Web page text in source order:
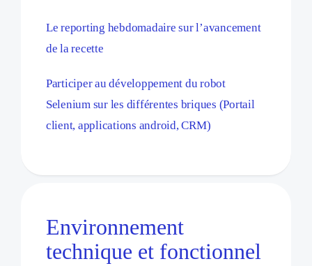
Le reporting hebdomadaire sur l’avancement
de la recette
Participer au développement du robot
Selenium sur les différentes briques (Portail
client, applications android, CRM)
Environnement
technique et fonctionnel